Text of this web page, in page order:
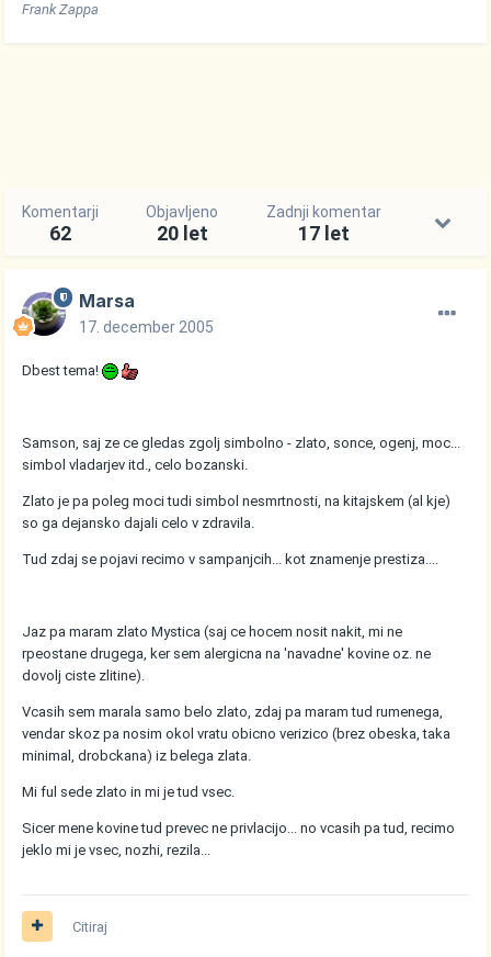
Frank Zappa
Komentarji
62
Objavljeno
20 let
Zadnji komentar
17 let
Marsa
17. december 2005
Dbest tema!
Samson, saj ze ce gledas zgolj simbolno - zlato, sonce, ogenj, moc...
simbol vladarjev itd., celo bozanski.
Zlato je pa poleg moci tudi simbol nesmrtnosti, na kitajskem (al kje)
so ga dejansko dajali celo v zdravila.
Tud zdaj se pojavi recimo v sampanjcih... kot znamenje prestiza....
Jaz pa maram zlato Mystica (saj ce hocem nosit nakit, mi ne
rpeostane drugega, ker sem alergicna na 'navadne' kovine oz. ne
dovolj ciste zlitine).
Vcasih sem marala samo belo zlato, zdaj pa maram tud rumenega,
vendar skoz pa nosim okol vratu obicno verizico (brez obeska, taka
minimal, drobckana) iz belega zlata.
Mi ful sede zlato in mi je tud vsec.
Sicer mene kovine tud prevec ne privlacijo... no vcasih pa tud, recimo
jeklo mi je vsec, nozhi, rezila...
Citiraj